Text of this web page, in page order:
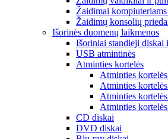
Žaidimai
Žaidimų konsolių
Išorinės duomenų laikmenos
Išoriniai standieji diskai
USB atmintinės
Atminties kortelės
Atminties
Atminties
Atminties
Atminties
CD diskai
DVD diskai